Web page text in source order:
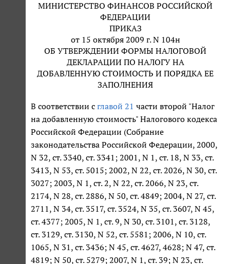
МИНИСТЕРСТВО ФИНАНСОВ РОССИЙСКОЙ
ФЕДЕРАЦИИ
ПРИКАЗ
от 15 октября 2009 г. N 104н
ОБ УТВЕРЖДЕНИИ ФОРМЫ НАЛОГОВОЙ
ДЕКЛАРАЦИИ ПО НАЛОГУ НА
ДОБАВЛЕННУЮ СТОИМОСТЬ И ПОРЯДКА ЕЕ
ЗАПОЛНЕНИЯ
В соответствии с главой 21 части второй "Налог
на добавленную стоимость" Налогового кодекса
Российской Федерации (Собрание
законодательства Российской Федерации, 2000,
N 32, ст. 3340, ст. 3341; 2001, N 1, ст. 18, N 33, ст.
3413, N 53, ст. 5015; 2002, N 22, ст. 2026, N 30, ст.
3027; 2003, N 1, ст. 2, N 22, ст. 2066, N 23, ст.
2174, N 28, ст. 2886, N 50, ст. 4849; 2004, N 27, ст.
2711, N 34, ст. 3517, ст. 3524, N 35, ст. 3607, N 45,
ст. 4377; 2005, N 1, ст. 9, N 30, ст. 3101, ст. 3128,
ст. 3129, ст. 3130, N 52, ст. 5581; 2006, N 10, ст.
1065, N 31, ст. 3436; N 45, ст. 4627, 4628; N 47, ст.
4819; N 50, ст. 5279; 2007, N 1, ст. 39; N 23, ст.